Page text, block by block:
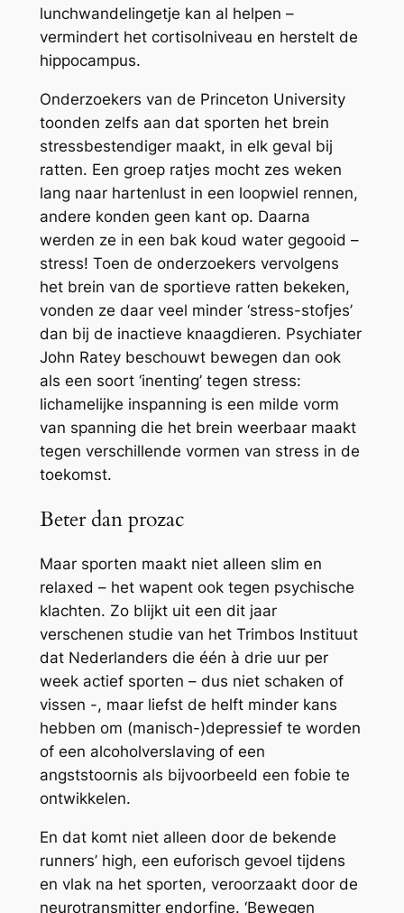
lunchwandelingetje kan al helpen –
vermindert het cortisolniveau en herstelt de
hippocampus.
Onderzoekers van de Princeton University
toonden zelfs aan dat sporten het brein
stressbestendiger maakt, in elk geval bij
ratten. Een groep ratjes mocht zes weken
lang naar hartenlust in een loopwiel rennen,
andere konden geen kant op. Daarna
werden ze in een bak koud water gegooid –
stress! Toen de onderzoekers vervolgens
het brein van de sportieve ratten bekeken,
vonden ze daar veel minder ‘stress-stofjes’
dan bij de inactieve knaagdieren. Psychiater
John Ratey beschouwt bewegen dan ook
als een soort ‘inenting’ tegen stress:
lichamelijke inspanning is een milde vorm
van spanning die het brein weerbaar maakt
tegen verschillende vormen van stress in de
toekomst.
Beter dan prozac
Maar sporten maakt niet alleen slim en
relaxed – het wapent ook tegen psychische
klachten. Zo blijkt uit een dit jaar
verschenen studie van het Trimbos Instituut
dat Nederlanders die één à drie uur per
week actief sporten – dus niet schaken of
vissen -, maar liefst de helft minder kans
hebben om (manisch-)depressief te worden
of een alcoholverslaving of een
angststoornis als bijvoorbeeld een fobie te
ontwikkelen.
En dat komt niet alleen door de bekende
runners’ high, een euforisch gevoel tijdens
en vlak na het sporten, veroorzaakt door de
neurotransmitter endorfine. ‘Bewegen